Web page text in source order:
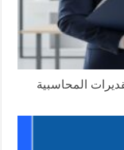
المحاسبية